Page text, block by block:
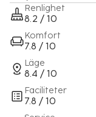
Renlighet
8.2 / 10
Komfort
7.8 / 10
Läge
8.4 / 10
Faciliteter
7.8 / 10